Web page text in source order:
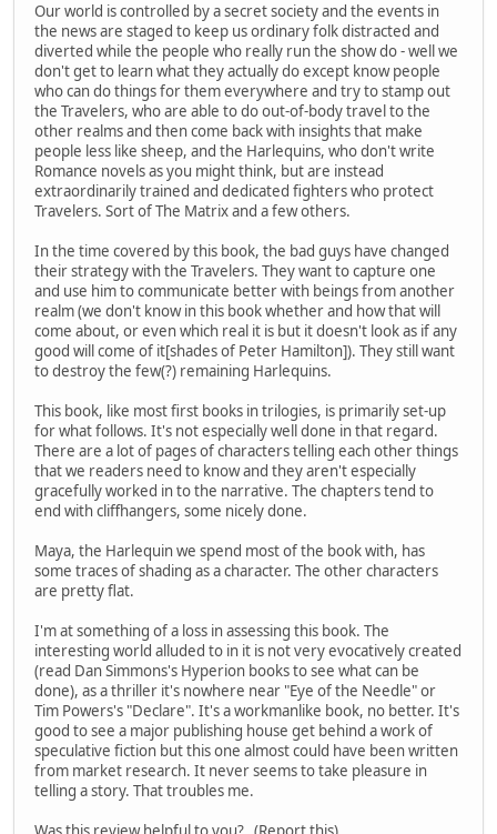
Our world is controlled by a secret society and the events in
the news are staged to keep us ordinary folk distracted and
diverted while the people who really run the show do - well we
don't get to learn what they actually do except know people
who can do things for them everywhere and try to stamp out
the Travelers, who are able to do out-of-body travel to the
other realms and then come back with insights that make
people less like sheep, and the Harlequins, who don't write
Romance novels as you might think, but are instead
extraordinarily trained and dedicated fighters who protect
Travelers. Sort of The Matrix and a few others.
In the time covered by this book, the bad guys have changed
their strategy with the Travelers. They want to capture one
and use him to communicate better with beings from another
realm (we don't know in this book whether and how that will
come about, or even which real it is but it doesn't look as if any
good will come of it[shades of Peter Hamilton]). They still want
to destroy the few(?) remaining Harlequins.
This book, like most first books in trilogies, is primarily set-up
for what follows. It's not especially well done in that regard.
There are a lot of pages of characters telling each other things
that we readers need to know and they aren't especially
gracefully worked in to the narrative. The chapters tend to
end with cliffhangers, some nicely done.
Maya, the Harlequin we spend most of the book with, has
some traces of shading as a character. The other characters
are pretty flat.
I'm at something of a loss in assessing this book. The
interesting world alluded to in it is not very evocatively created
(read Dan Simmons's Hyperion books to see what can be
done), as a thriller it's nowhere near "Eye of the Needle" or
Tim Powers's "Declare". It's a workmanlike book, no better. It's
good to see a major publishing house get behind a work of
speculative fiction but this one almost could have been written
from market research. It never seems to take pleasure in
telling a story. That troubles me.